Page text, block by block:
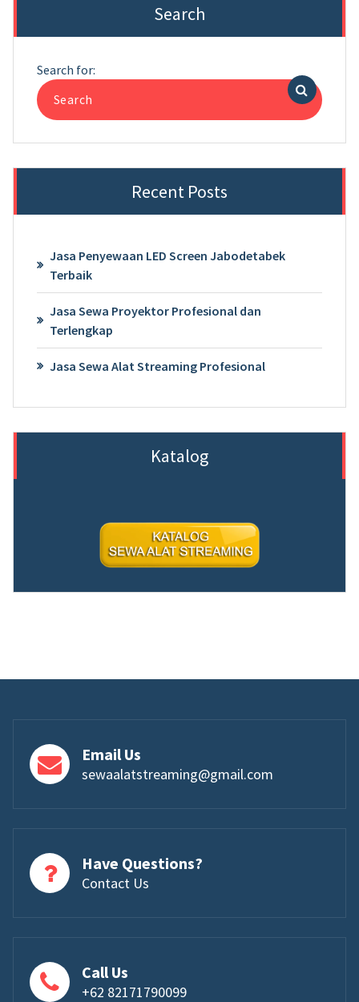
Search
Search for:
Recent Posts
Jasa Penyewaan LED Screen Jabodetabek
Terbaik
Jasa Sewa Proyektor Profesional dan
Terlengkap
Jasa Sewa Alat Streaming Profesional
Katalog
Email Us
sewaalatstreaming@gmail.com
Have Questions?
Contact Us
Call Us
+62 82171790099